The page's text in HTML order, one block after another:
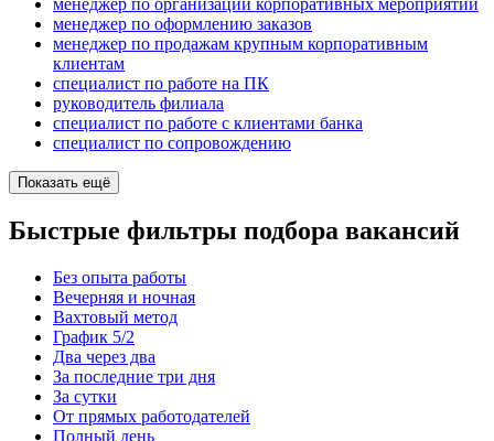
менеджер по организации корпоративных мероприятий
менеджер по оформлению заказов
менеджер по продажам крупным корпоративным
клиентам
специалист по работе на ПК
руководитель филиала
специалист по работе с клиентами банка
специалист по сопровождению
Показать ещё
Быстрые фильтры подбора вакансий
Без опыта работы
Вечерняя и ночная
Вахтовый метод
График 5/2
Два через два
За последние три дня
За сутки
От прямых работодателей
Полный день